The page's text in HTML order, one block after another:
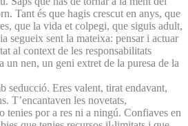
Tant és que hagis crescut en anys, que
que la vida et colpegi, que siguis adult,
segueix sent la mateixa: pensar i actuar
al context de les responsabilitats
un nen, un geni extret de la puresa de la
seducció. Eres valent, tirat endavant,
T’encantaven les novetats,
tenies por a res ni a ningú. Confiaves en